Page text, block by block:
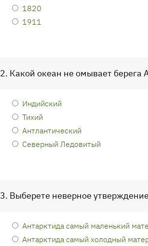
1820
1911
2. Какой океан не омывает берега
Индийский
Тихий
Антлантический
Северный Ледовитый
3. Выберете неверное
Антарктида самый маленький
Антарктида самый холодный